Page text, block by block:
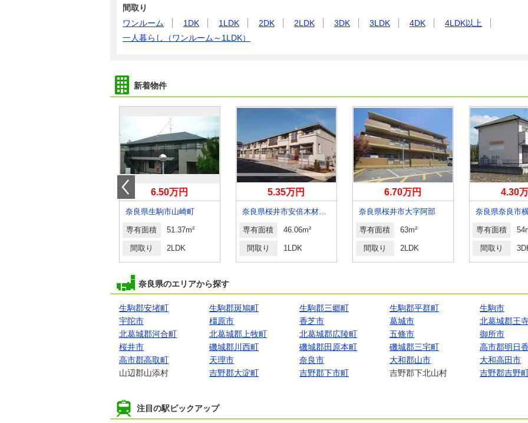
間取り
ワンルーム
1DK 1LDK 2DK 2LDK 3DK 3LDK 4DK
4LDK以上
一人暮らし（ワンルーム～1LDK）
新着物件
6.50万円
奈良県生駒市山崎町
専有面積 51.37m²
間取り 2LDK
5.35万円
奈良県桜井市安倍木材団地２
専有面積 46.06m²
間取り 1LDK
6.70万円
奈良県桜井市大字阿部
専有面積 63m²
間取り 2LDK
4.30
奈良県奈良市
専有面積
間取り
奈良県のエリアから探す
生駒郡安堵町 生駒郡斑鳩町 生駒郡三郷町 生駒郡平群町
生駒市
宇陀市
橿原市 香芝市 葛城市
北葛城郡王
北葛城郡河合町
北葛城郡上牧町 北葛城郡広陵町 五條市
御所市
桜井市
磯城郡川西町 磯城郡田原本町 磯城郡三宅町
高市郡明日
高市郡高取町
天理市 奈良市 大和郡山市
大和高田市
山辺郡山添村
吉野郡大淀町 吉野郡下市町 吉野郡下北山村 吉野郡吉野
注目の駅ピックアップ